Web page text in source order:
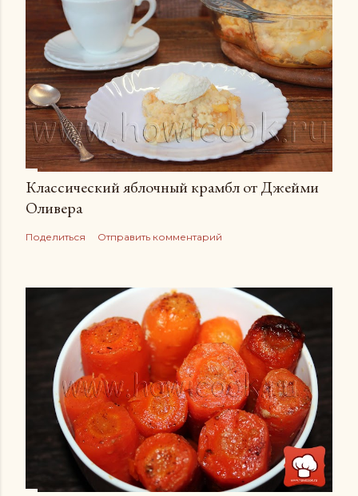
Классический яблочный крамбл от Джейми
Оливера
Поделиться Отправить комментарий